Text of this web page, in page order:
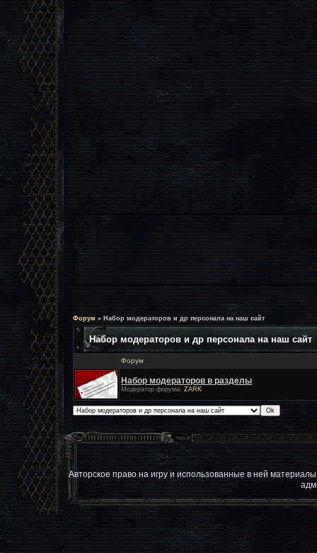
Форум » Набор модераторов и др персонала на наш сайт
Набор модераторов и др персонала на наш сайт
Форум
Набор модераторов в разделы
Модератор форума: ZARK
Авторское право на игру и использованные в ней